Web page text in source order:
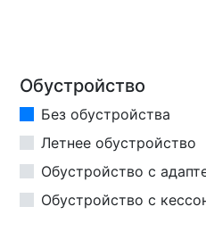
Обустройство
Без обустройства
Летнее обустройство
Обустройство с
Обустройство с